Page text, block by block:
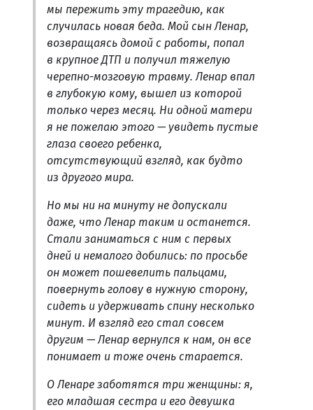
мы пережить эту трагедию, как
случилась новая беда. Мой сын Ленар,
возвращаясь домой с работы, попал
в крупное ДТП и получил тяжелую
черепно-мозговую травму. Ленар впал
в глубокую кому, вышел из которой
только через месяц. Ни одной матери
я не пожелаю этого — увидеть пустые
глаза своего ребенка,
отсутствующий взгляд, как будто
из другого мира.
Но мы ни на минуту не допускали
даже, что Ленар таким и останется.
Стали заниматься с ним с первых
дней и немалого добились: по просьбе
он может пошевелить пальцами,
повернуть голову в нужную сторону,
сидеть и удерживать спину несколько
минут. И взгляд его стал совсем
другим — Ленар вернулся к нам, он все
понимает и тоже очень старается.
О Ленаре заботятся три женщины: я,
его младшая сестра и его девушка